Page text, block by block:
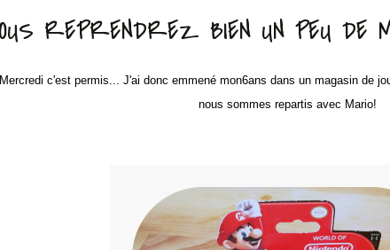
REPRENDREZ BIEN UN PEU DE
c'est permis... J'ai donc emmené mon6ans dans un magasin de
nous sommes repartis avec Mario!